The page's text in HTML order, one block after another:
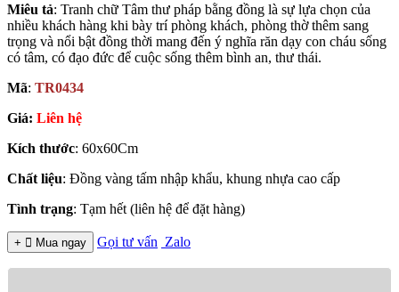
Miêu tả: Tranh chữ Tâm thư pháp bằng đồng là sự lựa chọn của
nhiều khách hàng khi bày trí phòng khách, phòng thờ thêm sang
trọng và nổi bật đồng thời mang đến ý nghĩa răn dạy con cháu sống
có tâm, có đạo đức để cuộc sống thêm bình an, thư thái.
Mã: TR0434
Giá: Liên hệ
Kích thước: 60x60Cm
Chất liệu: Đồng vàng tấm nhập khẩu, khung nhựa cao cấp
Tình trạng: Tạm hết (liên hệ để đặt hàng)
+  Mua ngay Gọi tư vấn Zalo